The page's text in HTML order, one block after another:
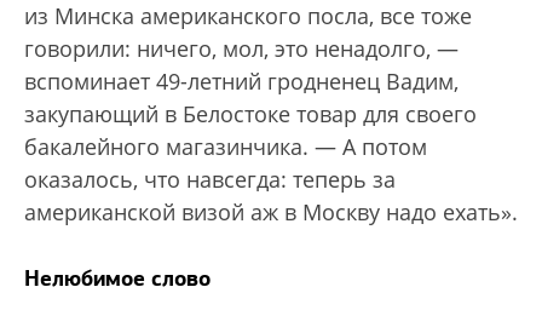
из Минска американского посла, все тоже
говорили: ничего, мол, это ненадолго, —
вспоминает 49-летний гродненец Вадим,
закупающий в Белостоке товар для своего
бакалейного магазинчика. — А потом
оказалось, что навсегда: теперь за
американской визой аж в Москву надо ехать».
Нелюбимое слово